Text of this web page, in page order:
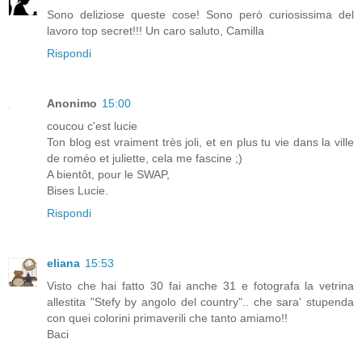
Sono deliziose queste cose! Sono però curiosissima del
lavoro top secret!!! Un caro saluto, Camilla
Rispondi
Anonimo 15:00
coucou c'est lucie
Ton blog est vraiment très joli, et en plus tu vie dans la ville
de roméo et juliette, cela me fascine ;)
A bientôt, pour le SWAP,
Bises Lucie.
Rispondi
eliana 15:53
Visto che hai fatto 30 fai anche 31 e fotografa la vetrina
allestita "Stefy by angolo del country".. che sara' stupenda
con quei colorini primaverili che tanto amiamo!!
Baci